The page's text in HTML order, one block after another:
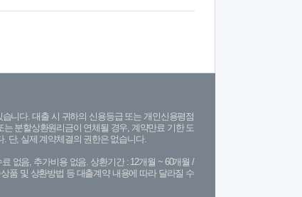
니다. 대출 시 귀하의 신용등급 또는 개인신용평점
분할상환원리금이 연체될 경우, 계약만료 기한 도
단, 실제 계약체결의 권한은 없습니다.
없음, 추가비용 없음. 상환기간 : 12개월 ~ 60개월 /
품 및 상환방법 등 대출계약 내용에 따라 달라질 수